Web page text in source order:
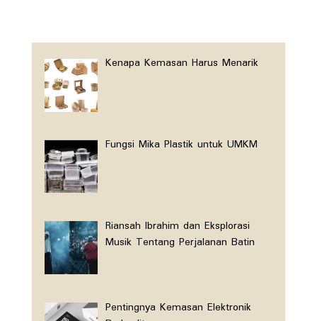
Kenapa Kemasan Harus Menarik
Fungsi Mika Plastik untuk UMKM
Riansah Ibrahim dan Eksplorasi
Musik Tentang Perjalanan Batin
Pentingnya Kemasan Elektronik